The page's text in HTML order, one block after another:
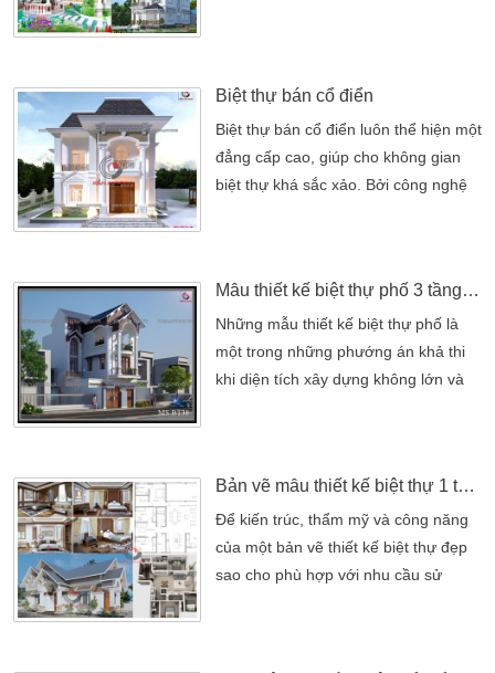
nghỉ ngơi. Cũng như tái phục sức lao
động của con người. Cùng với sự
phát triển của xã hội nhu cầu vật chất
và tinh thần của mỗi […]
Biệt thự bán cổ điển
Biệt thự bán cổ điển luôn thể hiện một
đẳng cấp cao, giúp cho không gian
biệt thự khá sắc xảo. Bởi công nghệ
Tránh xa sự ồn ào, náo nhiệt của
thành thị nhộn nhịp. Nhu cầu cuộc
sống hưởng thụ một không gian biệt
thự tân cổ điển trong lành. Đầy […]
Mẫu thiết kế biệt thự phố 3 tầng sang trọng
Những mẫu thiết kế biệt thự phố là
một trong những phướng án khả thi
khi diện tích xây dựng không lớn và
khi diện tích xây dựng không lớn và
chỉ tiếp giáp với một mặt tiền phố.
Đây là sự lựa chọn thích hợp cho
những không gian xây dựng […]
Bản vẽ mẫu thiết kế biệt thự 1 tầng 3 4 phòng ngủ đẹp 2022
Để kiến trúc, thẩm mỹ và công năng
của một bản vẽ thiết kế biệt thự đẹp
sao cho phù hợp với nhu cầu sử